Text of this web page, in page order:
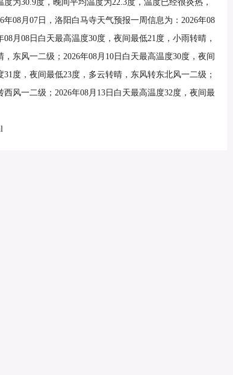
为30.9度，晚间平均温度为22.3度，温度已经很炎热，
08月07日，洛阳白马寺天气预报一周信息为：2026年08
月08日白天最高温度30度，夜间最低21度，小雨转晴，
东风一二级；2026年08月10日白天最高温度30度，夜间
度，夜间最低23度，多云转晴，东风转东北风一二级；
风一二级；2026年08月13日白天最高温度32度，夜间最